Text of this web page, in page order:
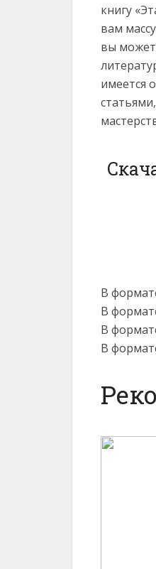
книгу
вам
вы
имеется
В
В
В
В